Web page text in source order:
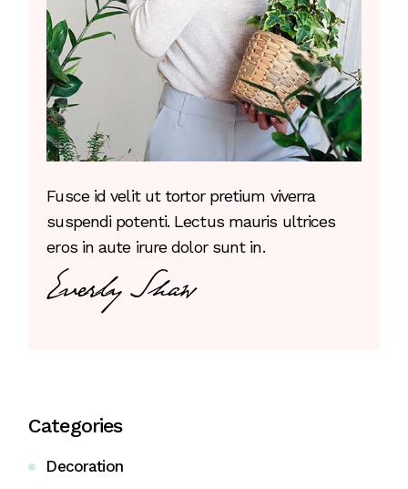
Fusce id velit ut tortor pretium viverra
suspendi potenti. Lectus mauris ultrices
eros in aute irure dolor sunt in.
Categories
Decoration